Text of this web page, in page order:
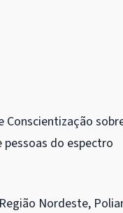
Conscientização
do espectro
Nordeste,